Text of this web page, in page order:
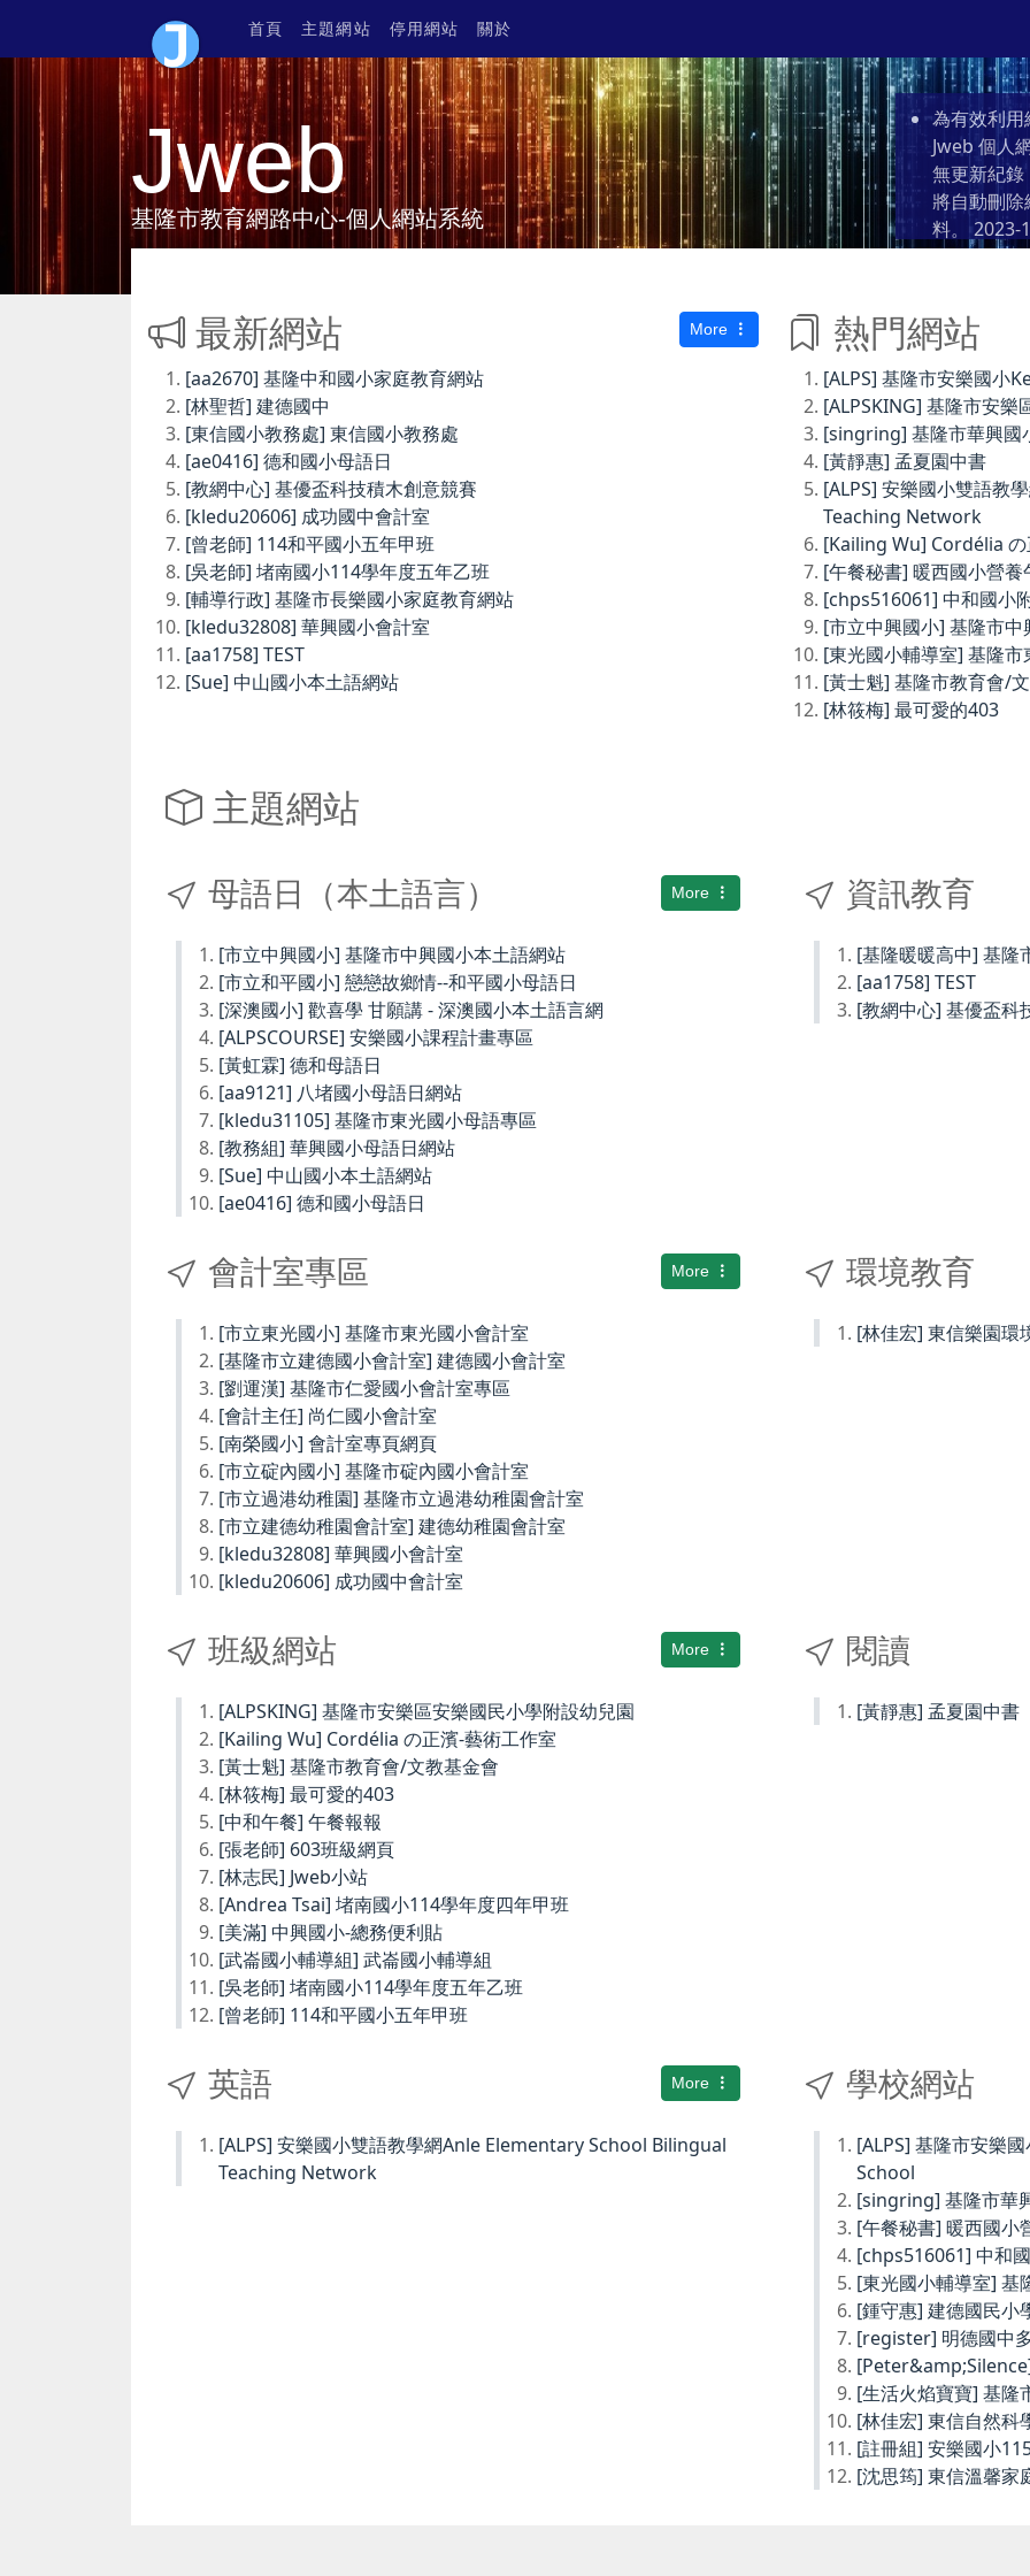
首頁 主題網站 停用網站 關於
Jweb
基隆市教育網路中心-個人網站系統
為有效利
Jweb 個人
無更新紀
將自動刪
料。 2023-
最新網站 More
[aa2670] 基隆中和國小家庭教育網站
[林聖哲] 建德國中
[東信國小教務處] 東信國小教務處
[ae0416] 德和國小母語日
[教網中心] 基優盃科技積木創意競賽
[kledu20606] 成功國中會計室
[曾老師] 114和平國小五年甲班
[吳老師] 堵南國小114學年度五年乙班
[輔導行政] 基隆市長樂國小家庭教育網站
[kledu32808] 華興國小會計室
[aa1758] TEST
[Sue] 中山國小本土語網站
熱門網站
[ALPS] 基隆市安樂國小
[ALPSKING] 基隆市安樂
[singring] 基隆市華興國
[黃靜惠] 孟夏園中書
[ALPS] 安樂國小雙語教
Teaching Network
[Kailing Wu] Cordélia
[午餐秘書] 暖西國小營養
[chps516061] 中和國小
[市立中興國小] 基隆市
[東光國小輔導室] 基隆
[黃士魁] 基隆市教育會/
[林筱梅] 最可愛的403
主題網站
More
母語日（本土語言）
[市立中興國小] 基隆市中興國小本土語網站
[市立和平國小] 戀戀故鄉情--和平國小母語日
[深澳國小] 歡喜學 甘願講 - 深澳國小本土語言網
[ALPSCOURSE] 安樂國小課程計畫專區
[黃虹霖] 德和母語日
[aa9121] 八堵國小母語日網站
[kledu31105] 基隆市東光國小母語專區
[教務組] 華興國小母語日網站
[Sue] 中山國小本土語網站
[ae0416] 德和國小母語日
資訊教育
[基隆暖暖高中] 基隆
[aa1758] TEST
[教網中心] 基優盃科
More
會計室專區
[市立東光國小] 基隆市東光國小會計室
[基隆市立建德國小會計室] 建德國小會計室
[劉運漢] 基隆市仁愛國小會計室專區
[會計主任] 尚仁國小會計室
[南榮國小] 會計室專頁網頁
[市立碇內國小] 基隆市碇內國小會計室
[市立過港幼稚園] 基隆市立過港幼稚園會計室
[市立建德幼稚園會計室] 建德幼稚園會計室
[kledu32808] 華興國小會計室
[kledu20606] 成功國中會計室
環境教育
[林佳宏] 東信樂園環
More
班級網站
[ALPSKING] 基隆市安樂區安樂國民小學附設幼兒園
[Kailing Wu] Cordélia の正濱-藝術工作室
[黃士魁] 基隆市教育會/文教基金會
[林筱梅] 最可愛的403
[中和午餐] 午餐報報
[張老師] 603班級網頁
[林志民] Jweb小站
[Andrea Tsai] 堵南國小114學年度四年甲班
[美滿] 中興國小-總務便利貼
[武崙國小輔導組] 武崙國小輔導組
[吳老師] 堵南國小114學年度五年乙班
[曾老師] 114和平國小五年甲班
閱讀
[黃靜惠] 孟夏園中書
More
英語
[ALPS] 安樂國小雙語教學網Anle Elementary School Bilingual
Teaching Network
學校網站
[ALPS] 基隆市安樂
School
[singring] 基隆市華
[午餐秘書] 暖西國小
[chps516061] 中和
[東光國小輔導室] 基
[鍾守惠] 建德國民小
[register] 明德國中
[生活火焰寶寶] 基隆
[林佳宏] 東信自然科
[註冊組] 安樂國小
[沈思筠] 東信溫馨家